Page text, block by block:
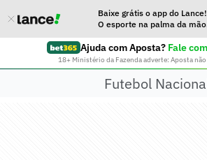
Baixe grátis o app do Lance!
O esporte na palma da
Ajuda com Aposta? Fale
18+ Ministério da Fazenda adverte: Aposta
Futebol